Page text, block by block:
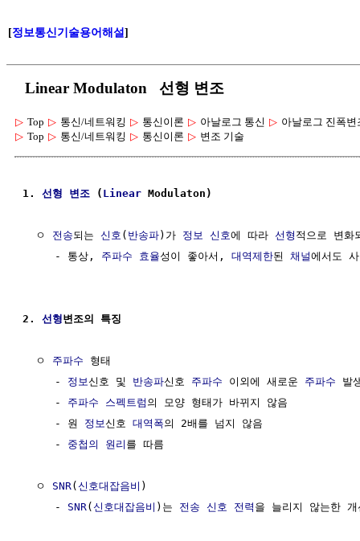
[정보통신기술용어해설]
Linear Modulaton 선형 변조
▷ Top ▷ 통신/네트워킹 ▷ 통신이론 ▷ 아날로그 통신 ▷ 아날로그 진폭변
▷ Top ▷ 통신/네트워킹 ▷ 통신이론 ▷ 변조 기술
1. 선형 변조 ( Linear Modulaton)
  ㅇ
전송되는 신호 ( 반송파)가 정보 신호에 따라 선형 적으로 변
     - 통상,
주파수 효율성이 좋아서, 대역제한된 채널에서도
2. 선형변조의 특징
  ㅇ
주파수 형태
     -
정보신호 및 반송파신호 주파수 이외에 새로운 주파수 발
     -
주파수 스펙트럼 의 모양 형태가 바뀌지 않음
     - 원
정보신호 대역폭의 2배를 넘지 않음
     -
중첩의 원리 를 따름
  ㅇ
SNR(신호대잡음비 )
     -
SNR(신호대잡음비 )는 전송 신호 전력 을 늘리지 않는한 개